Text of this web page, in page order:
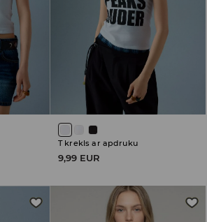
T krekls ar apdruku
9,99 EUR